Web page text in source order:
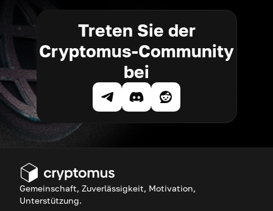
Treten Sie der
Cryptomus-Community
bei
Gemeinschaft, Zuverlässigkeit, Motivation,
Unterstützung.